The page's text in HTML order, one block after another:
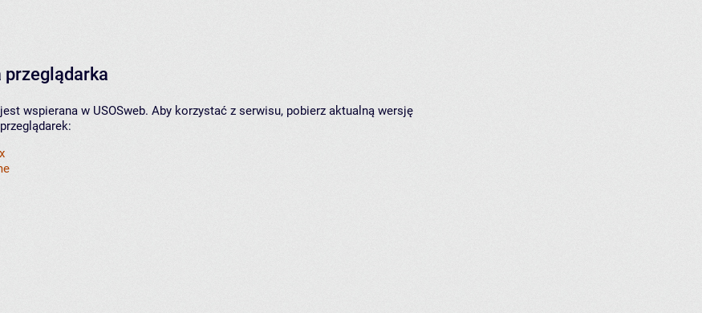
wspierana w USOSweb. Aby korzystać z serwisu, pobierz aktualną wersję